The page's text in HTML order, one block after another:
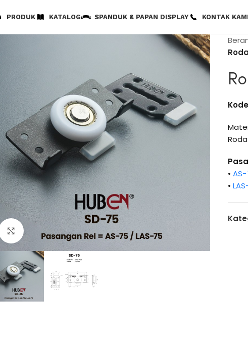
PRODUK KATALOG SPANDUK & PAPAN DISPLAY KONTAK
Click to enlarge
•
•